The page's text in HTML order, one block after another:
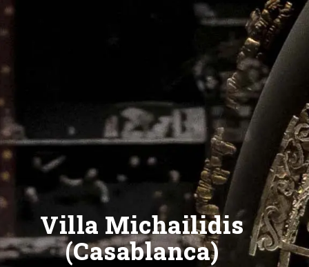
Villa Michailidis
(Casablanca)